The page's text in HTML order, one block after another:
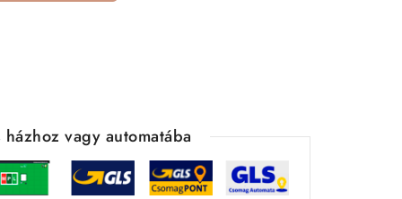
házhoz vagy automatába